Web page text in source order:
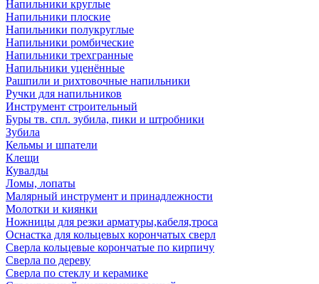
Напильники круглые
Напильники плоские
Напильники полукруглые
Напильники ромбические
Напильники трехгранные
Напильники уценённые
Рашпили и рихтовочные напильники
Ручки для напильников
Инструмент строительный
Буры тв. спл. зубила, пики и штробники
Зубила
Кельмы и шпатели
Клещи
Кувалды
Ломы, лопаты
Малярный инструмент и принадлежности
Молотки и киянки
Ножницы для резки арматуры,кабеля,троса
Оснастка для кольцевых корончатых сверл
Сверла кольцевые корончатые по кирпичу
Сверла по дереву
Сверла по стеклу и керамике